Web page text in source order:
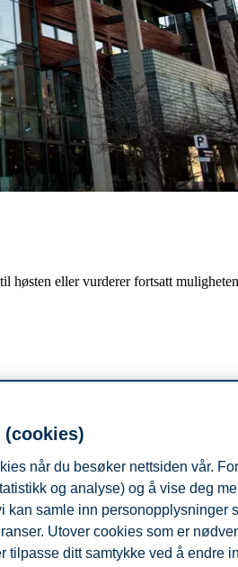
høsten eller vurderer fortsatt
BI. Det kan være skremmende å gå
hva BI faktisk er, hvordan
når du besøker nettsiden vår.
og analyse) og å vise deg
kan samle inn personopplysninger
Utover cookies som er
tilpasse ditt samtykke ved å endre